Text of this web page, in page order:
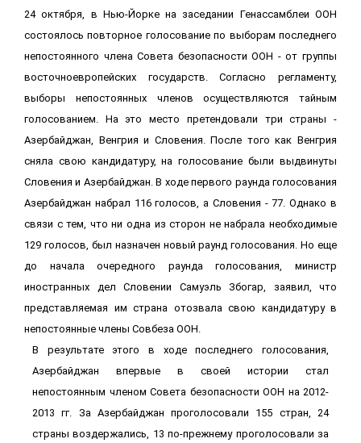
24 октября, в Нью-Йорке на заседании Генассамблеи ООН
состоялось повторное голосование по выборам последнего
непостоянного члена Совета безопасности ООН - от группы
восточноевропейских государств. Согласно регламенту,
выборы непостоянных членов осуществляются тайным
голосованием. На это место претендовали три страны -
Азербайджан, Венгрия и Словения. После того как Венгрия
сняла свою кандидатуру, на голосование были выдвинуты
Словения и Азербайджан. В ходе первого раунда голосования
Азербайджан набрал 116 голосов, а Словения - 77. Однако в
связи с тем, что ни одна из сторон не набрала необходимые
129 голосов, был назначен новый раунд голосования. Но еще
до начала очередного раунда голосования, министр
иностранных дел Словении Самуэль Збогар, заявил, что
представляемая им страна отозвала свою кандидатуру в
непостоянные члены Совбеза ООН.
В результате этого в ходе последнего голосования,
Азербайджан впервые в своей истории стал
непостоянным членом Совета безопасности ООН на 2012-
2013 гг. За Азербайджан проголосовали 155 стран, 24
страны воздержались, 13 по-прежнему проголосовали за